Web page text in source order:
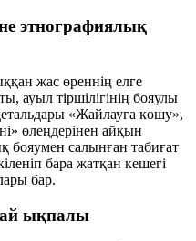
этнографиялық
жас өреннің елге
ауыл тіршілігінің бояулы
«Жайлауға көшу»,
өлеңдерінен айқын
бояумен салынған табиғат
бара жатқан кешегі
бар.
ықпалы